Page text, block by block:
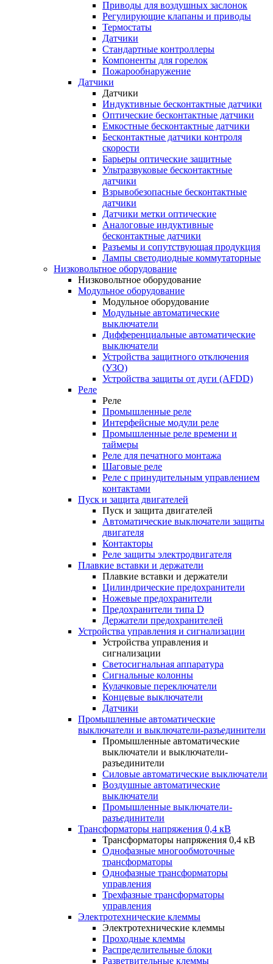
Приводы для воздушных заслонок
Регулирующие клапаны и приводы
Термостаты
Датчики
Стандартные контроллеры
Компоненты для горелок
Пожарообнаружение
Датчики
Датчики
Индуктивные бесконтактные датчики
Оптические бесконтактные датчики
Емкостные бесконтактные датчики
Бесконтактные датчики контроля
скорости
Барьеры оптические защитные
Ультразвуковые бесконтактные
датчики
Взрывобезопасные бесконтактные
датчики
Датчики метки оптические
Аналоговые индуктивные
бесконтактные датчики
Разъемы и сопутствующая продукция
Лампы светодиодные коммутаторные
Низковольтное оборудование
Низковольтное оборудование
Модульное оборудование
Модульное оборудование
Модульные автоматические
выключатели
Дифференциальные автоматические
выключатели
Устройства защитного отключения
(УЗО)
Устройства защиты от дуги (AFDD)
Реле
Реле
Промышленные реле
Интерфейсные модули реле
Промышленные реле времени и
таймеры
Реле для печатного монтажа
Шаговые реле
Реле с принудительным управлением
контактами
Пуск и защита двигателей
Пуск и защита двигателей
Автоматические выключатели защиты
двигателя
Контакторы
Реле защиты электродвигателя
Плавкие вставки и держатели
Плавкие вставки и держатели
Цилиндрические предохранители
Ножевые предохранители
Предохранители типа D
Держатели предохранителей
Устройства управления и сигнализации
Устройства управления и
сигнализации
Светосигнальная аппаратура
Сигнальные колонны
Кулачковые переключатели
Концевые выключатели
Датчики
Промышленные автоматические
выключатели и выключатели-разъединители
Промышленные автоматические
выключатели и выключатели-
разъединители
Силовые автоматические выключатели
Воздушные автоматические
выключатели
Промышленные выключатели-
разъединители
Трансформаторы напряжения 0,4 кВ
Трансформаторы напряжения 0,4 кВ
Однофазные многообмоточные
трансформаторы
Однофазные трансформаторы
управления
Трехфазные трансформаторы
управления
Электротехнические клеммы
Электротехнические клеммы
Проходные клеммы
Распределительные блоки
Разветвительные клеммы